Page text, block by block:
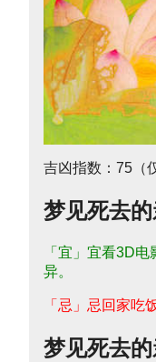
吉凶指数：75（
梦见死去
「宜」宜看3D
异。
「忌」忌回家吃
梦见死去